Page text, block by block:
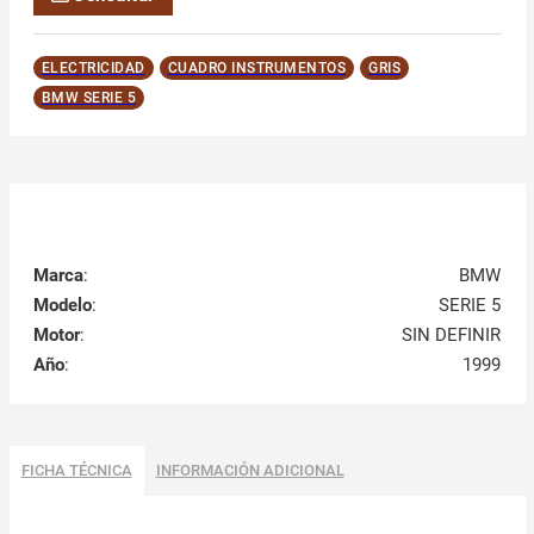
ELECTRICIDAD CUADRO INSTRUMENTOS
GRIS
BMW SERIE 5
Marca:
BMW
Modelo:
SERIE 5
Motor:
SIN DEFINIR
Año: 1999
FICHA TÉCNICA INFORMACIÓN ADICIONAL